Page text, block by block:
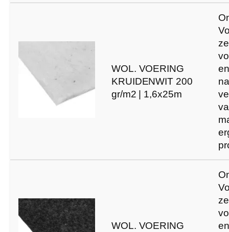
WOL. VOERING
KRUIDENWIT 200
gr/m2 | 1,6x25m
WOL. VOERING